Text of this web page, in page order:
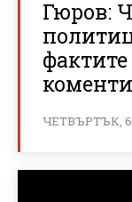
Гюров:
ЧЕТВЪРТЪК, 6